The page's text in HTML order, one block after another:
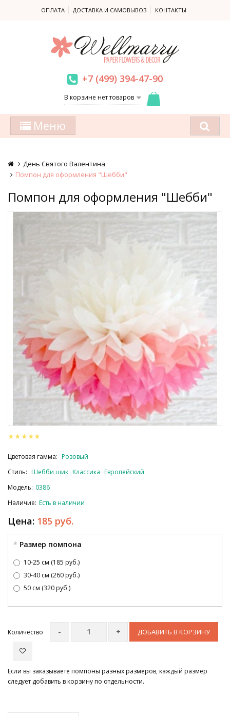
ОПЛАТА ДОСТАВКА И САМОВЫВОЗ КОНТАКТЫ
+7 (499) 394-47-90
В корзине нет товаров
Меню
День Святого Валентина
Помпон для оформления "Шебби"
Помпон для оформления "Шебби"
Цветовая гамма: Розовый
Стиль: Шебби шик Классика Европейский
Модель: 0386
Наличие: Есть в наличии
Цена: 185 руб.
Размер помпона
10-25 см (185 руб.)
30-40 см (260 руб.)
50 см (320 руб.)
Количество ДОБАВИТЬ В КОРЗИНУ
Если вы заказываете помпоны разных размеров, каждый размер
следует добавить в корзину по отдельности.